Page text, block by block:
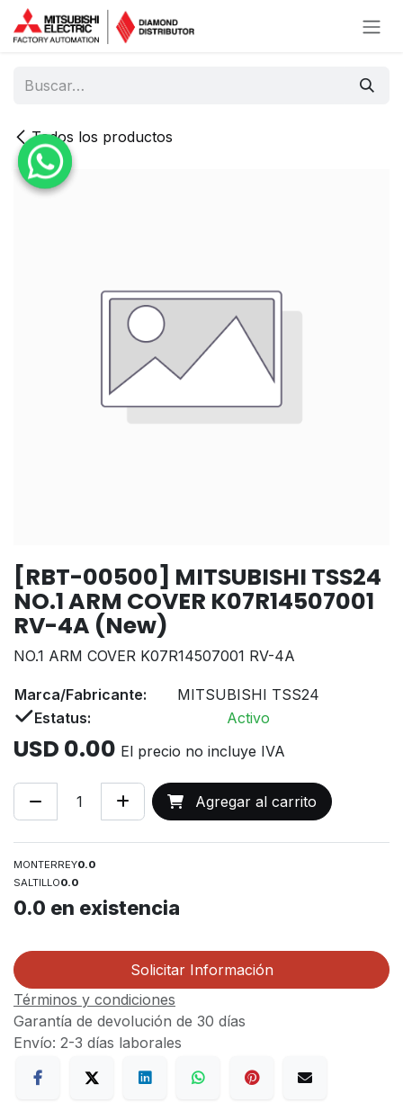
Ir al contenido
Todos los productos
[RBT-00500] MITSUBISHI TSS24
NO.1 ARM COVER K07R14507001
RV-4A (New)
NO.1 ARM COVER K07R14507001 RV-4A
Marca/Fabricante:
MITSUBISHI TSS24
Estatus:
Activo
USD 0.00 El precio no incluye IVA
Agregar al carrito
MONTERREY0.0
SALTILLO0.0
0.0 en existencia
Solicitar Información
Términos y condiciones
Garantía de devolución de 30 días
Envío: 2-3 días laborales